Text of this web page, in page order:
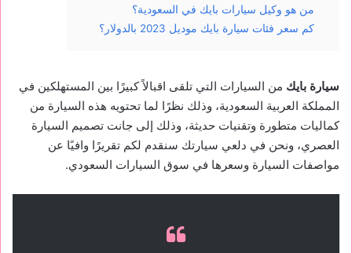
من هو وكيل سيارات بايك في السعودية؟
كم سعر فئات سيارة بايك موديل 2023 بالدولار؟
سيارة بايك من السيارات التي تلقى اقبالاً كبيرًا بين المستهلكين في
المملكة العربية السعودية، وذلك نظرًا لما تحتويه هذه السيارة من
كماليات متطورة وتقنيات حديثة، وذلك إلى جانت تصميم السيارة
العصري، ونحن في دلعي سيارتك سنقدم لكم تقريرًا وافيًا عن
مواصفات السيارة وسعرها في سوق السيارات السعودي.